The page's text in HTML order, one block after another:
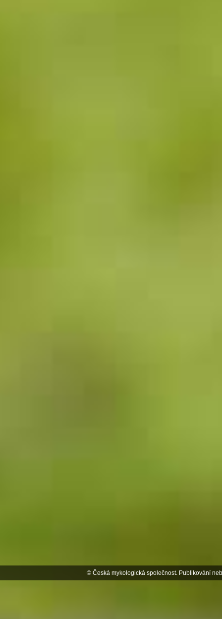
© Česká mykologická společnost. Publikování